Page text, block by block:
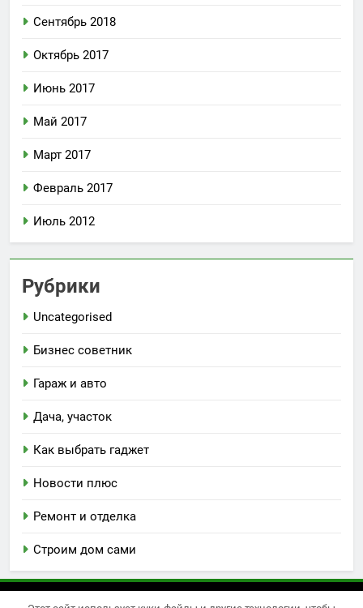
Сентябрь 2018
Октябрь 2017
Июнь 2017
Май 2017
Март 2017
Февраль 2017
Июль 2012
Рубрики
Uncategorised
Бизнес советник
Гараж и авто
Дача, участок
Как выбрать гаджет
Новости плюс
Ремонт и отделка
Строим дом сами